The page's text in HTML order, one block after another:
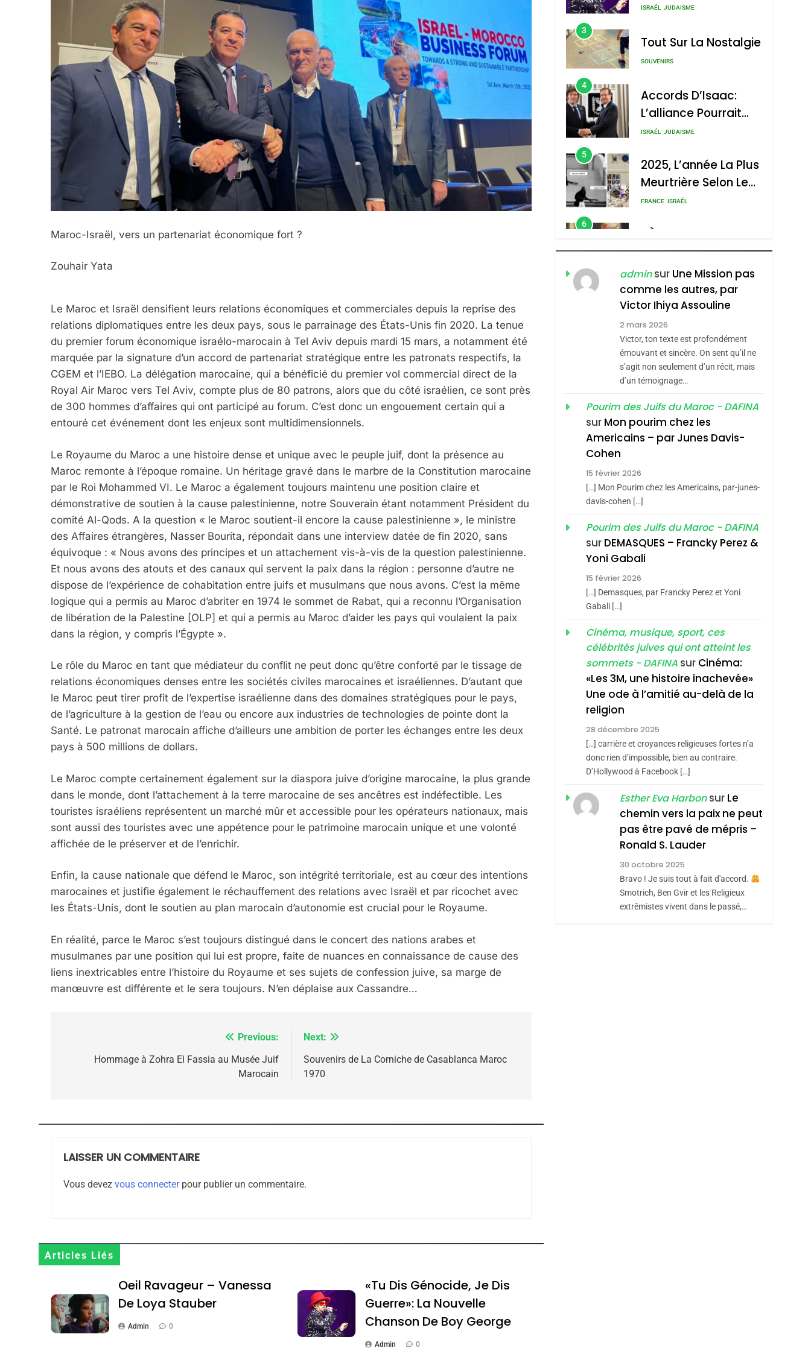
Maroc-Israël, vers un partenariat économique fort ?
Zouhair Yata
Le Maroc et Israël densifient leurs relations économiques et commerciales depuis la reprise des
relations diplomatiques entre les deux pays, sous le parrainage des États-Unis fin 2020. La tenue
du premier forum économique israélo-marocain à Tel Aviv depuis mardi 15 mars, a notamment été
marquée par la signature d’un accord de partenariat stratégique entre les patronats respectifs, la
CGEM et l’IEBO. La délégation marocaine, qui a bénéficié du premier vol commercial direct de la
Royal Air Maroc vers Tel Aviv, compte plus de 80 patrons, alors que du côté israélien, ce sont près
de 300 hommes d’affaires qui ont participé au forum. C’est donc un engouement certain qui a
entouré cet événement dont les enjeux sont multidimensionnels.
Le Royaume du Maroc a une histoire dense et unique avec le peuple juif, dont la présence au
Maroc remonte à l’époque romaine. Un héritage gravé dans le marbre de la Constitution marocaine
par le Roi Mohammed VI. Le Maroc a également toujours maintenu une position claire et
démonstrative de soutien à la cause palestinienne, notre Souverain étant notamment Président du
comité Al-Qods. A la question « le Maroc soutient-il encore la cause palestinienne », le ministre
des Affaires étrangères, Nasser Bourita, répondait dans une interview datée de fin 2020, sans
équivoque : « Nous avons des principes et un attachement vis-à-vis de la question palestinienne.
Et nous avons des atouts et des canaux qui servent la paix dans la région : personne d’autre ne
dispose de l’expérience de cohabitation entre juifs et musulmans que nous avons. C’est la même
logique qui a permis au Maroc d’abriter en 1974 le sommet de Rabat, qui a reconnu l’Organisation
de libération de la Palestine [OLP] et qui a permis au Maroc d’aider les pays qui voulaient la paix
dans la région, y compris l’Égypte ».
Le rôle du Maroc en tant que médiateur du conflit ne peut donc qu’être conforté par le tissage de
relations économiques denses entre les sociétés civiles marocaines et israéliennes. D’autant que
le Maroc peut tirer profit de l’expertise israélienne dans des domaines stratégiques pour le pays,
de l’agriculture à la gestion de l’eau ou encore aux industries de technologies de pointe dont la
Santé. Le patronat marocain affiche d’ailleurs une ambition de porter les échanges entre les deux
pays à 500 millions de dollars.
Le Maroc compte certainement également sur la diaspora juive d’origine marocaine, la plus grande
dans le monde, dont l’attachement à la terre marocaine de ses ancêtres est indéfectible. Les
touristes israéliens représentent un marché mûr et accessible pour les opérateurs nationaux, mais
sont aussi des touristes avec une appétence pour le patrimoine marocain unique et une volonté
affichée de le préserver et de l’enrichir.
Enfin, la cause nationale que défend le Maroc, son intégrité territoriale, est au cœur des intentions
marocaines et justifie également le réchauffement des relations avec Israël et par ricochet avec
les États-Unis, dont le soutien au plan marocain d’autonomie est crucial pour le Royaume.
En réalité, parce le Maroc s’est toujours distingué dans le concert des nations arabes et
musulmanes par une position qui lui est propre, faite de nuances en connaissance de cause des
liens inextricables entre l’histoire du Royaume et ses sujets de confession juive, sa marge de
manœuvre est différente et le sera toujours. N’en déplaise aux Cassandre…
Previous:
Hommage à Zohra El Fassia au Musée Juif
Marocain
Next:
Souvenirs de La Corniche de Casablanca Maroc
1970
LAISSER UN COMMENTAIRE
Vous devez vous connecterpour publier un commentaire.
Articles Liés
Oeil Ravageur – Vanessa
De Loya Stauber
Admin 0
«Tu Dis Génocide, Je Dis
Guerre»: La Nouvelle
Chanson De Boy George
Admin 0
Nouvelle Chanson De
ISRAÉL JUDAISME
3
Tout Sur La Nostalgie
SOUVENIRS
4
Accords D’Isaac:
L’alliance Pourrait
S’étendre À 13 Pays
ISRAÉL JUDAISME
5
2025, L’année La Plus
Meurtrière Selon Le
Rapport D’ADL
FRANCE ISRAÉL
6
FIÈRE, DIGNE ET
RÉSILIENTE :
POURQUOI JE
REVENDIQUE MA
JUDAÏTE Par Thérèse
Zrihen-Dvir
ISRAÉL JUDAISME
CE QUI NOUS
MANQUE – Jacques
Hadida
JUDAISME
Maroc : Les Amandes
De Tafraout, Le Miel
De Tadla Azilal
Consacrés Produits
Du Terroir
DAFINA MAROC
Oeil Ravageur –
2
Dis Guerre»: La
Nouvelle Chanson De
Boy George
ISRAÉL JUDAISME
Accords D’Isaac:
L’alliance Pourrait
S’étendre À 13 Pays
D’Amérique Latine
ISRAÉL JUDAISME
5
Meurtrière Selon Le
Rapport D’ADL
Contre
L’antisémitisme
FRANCE ISRAÉL
FIÈRE, DIGNE ET
RÉSILIENTE :
POURQUOI JE
REVENDIQUE MA
JUDAÏTE Par Thérèse
Zrihen-Dvir
ISRAÉL JUDAISME
CE QUI NOUS
MANQUE – Jacques
Hadida
JUDAISME
Maroc : Les Amandes
adminsur Une Mission pas
comme les autres, par
Victor Ihiya Assouline
2 mars 2026
Victor, ton texte est profondément
émouvant et sincère. On sent qu’il ne
s’agit non seulement d’un récit, mais
d’un témoignage…
Pourim des Juifs du Maroc - DAFINA
sur Mon pourim chez les
Americains – par Junes Davis-
Cohen
15 février 2026
[…] Mon Pourim chez les Americains, par-junes-
davis-cohen […]
Pourim des Juifs du Maroc - DAFINA
sur DEMASQUES – Francky Perez &
Yoni Gabali
15 février 2026
[…] Demasques, par Francky Perez et Yoni
Gabali […]
Cinéma, musique, sport, ces
célébrités juives qui ont atteint les
sommets - DAFINA sur Cinéma:
«Les 3M, une histoire inachevée»
Une ode à l’amitié au-delà de la
religion
28 décembre 2025
[…] carrière et croyances religieuses fortes n’a
donc rien d’impossible, bien au contraire.
D’Hollywood à Facebook […]
Esther Eva Harbonsur Le
chemin vers la paix ne peut
pas être pavé de mépris –
Ronald S. Lauder
30 octobre 2025
Bravo ! Je suis tout à fait d'accord.
Smotrich, Ben Gvir et les Religieux
extrêmistes vivent dans le passé,…
2025, L’année La Plus Meurtrière Selon Le Rapport D’ADL Contre L’antisémitisme
FRANCE
FIÈRE, DIGNE ET RÉSILIENTE : POURQUOI JE REVENDIQUE MA JUDAÏTE Par Thérèse Zrihen-
ISRAÉL JUDAISME
CE QUI NOUS MANQUE – Jacques Hadida
Terroir